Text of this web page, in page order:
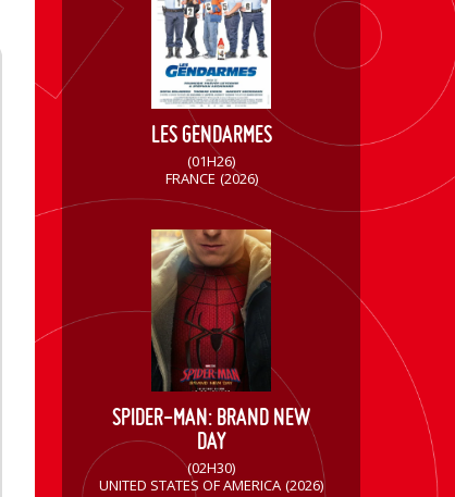
LES GENDARMES
(01H26)
FRANCE (2026)
SPIDER-MAN: BRAND NEW
DAY
(02H30)
UNITED STATES OF AMERICA (2026)